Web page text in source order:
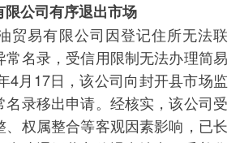
公司有序退出市场
易有限公司因登记住所无法联
常名录，受信用限制无法办理简易
4月17日，该公司向封开县市场监
名录移出申请。经核实，该公司受
、权属整合等客观因素影响，已长